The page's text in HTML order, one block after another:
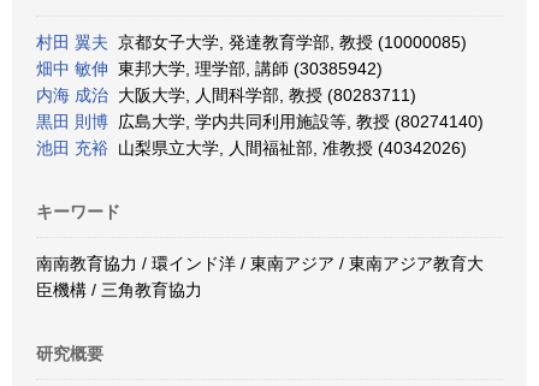
村田 翼夫 京都女子大学, 発達教育学部, 教授 (10000085)
畑中 敏伸 東邦大学, 理学部, 講師 (30385942)
内海 成治 大阪大学, 人間科学部, 教授 (80283711)
黒田 則博 広島大学, 学内共同利用施設等, 教授 (80274140)
池田 充裕 山梨県立大学, 人間福祉部, 准教授 (40342026)
キーワード
南南教育協力 / 環インド洋 / 東南アジア / 東南アジア教育大
臣機構 / 三角教育協力
研究概要